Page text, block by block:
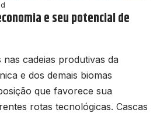
e seu potencial de
cadeias produtivas da
e dos demais biomas
que favorece sua
rotas tecnológicas. Cascas